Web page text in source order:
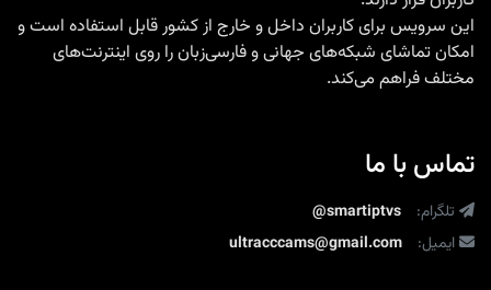
Sky
Sports
این سرویس برای کاربران داخل و خارج از کشور قابل استفاده است و
امکان تماشای شبکه‌های جهانی و فارسی‌زبان را روی اینترنت‌های
مختلف فراهم می‌کند.
تماس با ما
تلگرام:
@smartiptvs
ایمیل:
ultracccams@gmail.com